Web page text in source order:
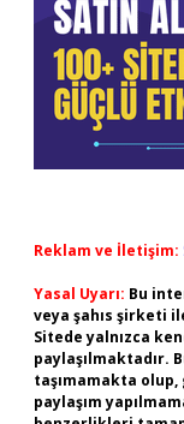
Reklam ve İletişim:
Yasal Uyarı: Bu
veya şahıs şirketi
Sitede yalnızca
paylaşılmaktadır.
taşımamakta
paylaşım